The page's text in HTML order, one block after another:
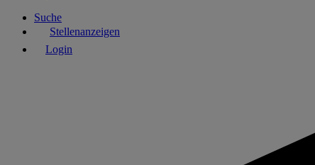
Suche
Stellenanzeigen
Login